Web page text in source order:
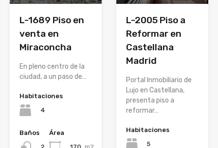
L-1689 Piso en
venta en
Miraconcha
En pleno centro de la
ciudad, a un paso de…
Habitaciones
4
Baños
Área
L-2005 Piso a
Reformar en
Castellana
Madrid
Portal Inmobiliario de
Lujo en Castellana,
presenta piso a
reformar…
Habitaciones
5